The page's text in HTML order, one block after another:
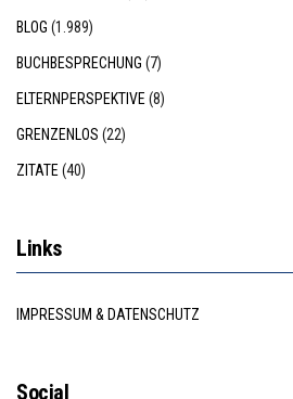
BLOG (1.989)
BUCHBESPRECHUNG (7)
ELTERNPERSPEKTIVE(8)
GRENZENLOS (22)
ZITATE(40)
Links
IMPRESSUM & DATENSCHUTZ
Social